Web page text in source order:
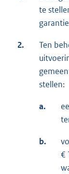
te
2.
Ten
stellen:
a.
b.
€